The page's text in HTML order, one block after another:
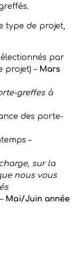
type de projet,
par
projet) – Mars
greffes à
des porte-
–
sur la
nous vous
Mai/Juin année